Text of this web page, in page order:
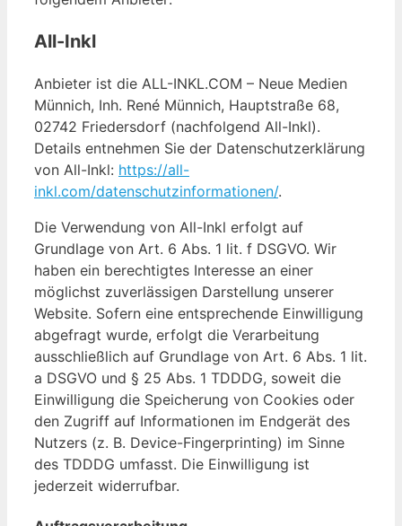
All-Inkl
Anbieter ist die ALL-INKL.COM – Neue Medien
Münnich, Inh. René Münnich, Hauptstraße 68,
02742 Friedersdorf (nachfolgend All-Inkl).
Details entnehmen Sie der Datenschutzerklärung
von All-Inkl: https://all-
inkl.com/datenschutzinformationen/.
Die Verwendung von All-Inkl erfolgt auf
Grundlage von Art. 6 Abs. 1 lit. f DSGVO. Wir
haben ein berechtigtes Interesse an einer
möglichst zuverlässigen Darstellung unserer
Website. Sofern eine entsprechende Einwilligung
abgefragt wurde, erfolgt die Verarbeitung
ausschließlich auf Grundlage von Art. 6 Abs. 1 lit.
a DSGVO und § 25 Abs. 1 TDDDG, soweit die
Einwilligung die Speicherung von Cookies oder
den Zugriff auf Informationen im Endgerät des
Nutzers (z. B. Device-Fingerprinting) im Sinne
des TDDDG umfasst. Die Einwilligung ist
jederzeit widerrufbar.